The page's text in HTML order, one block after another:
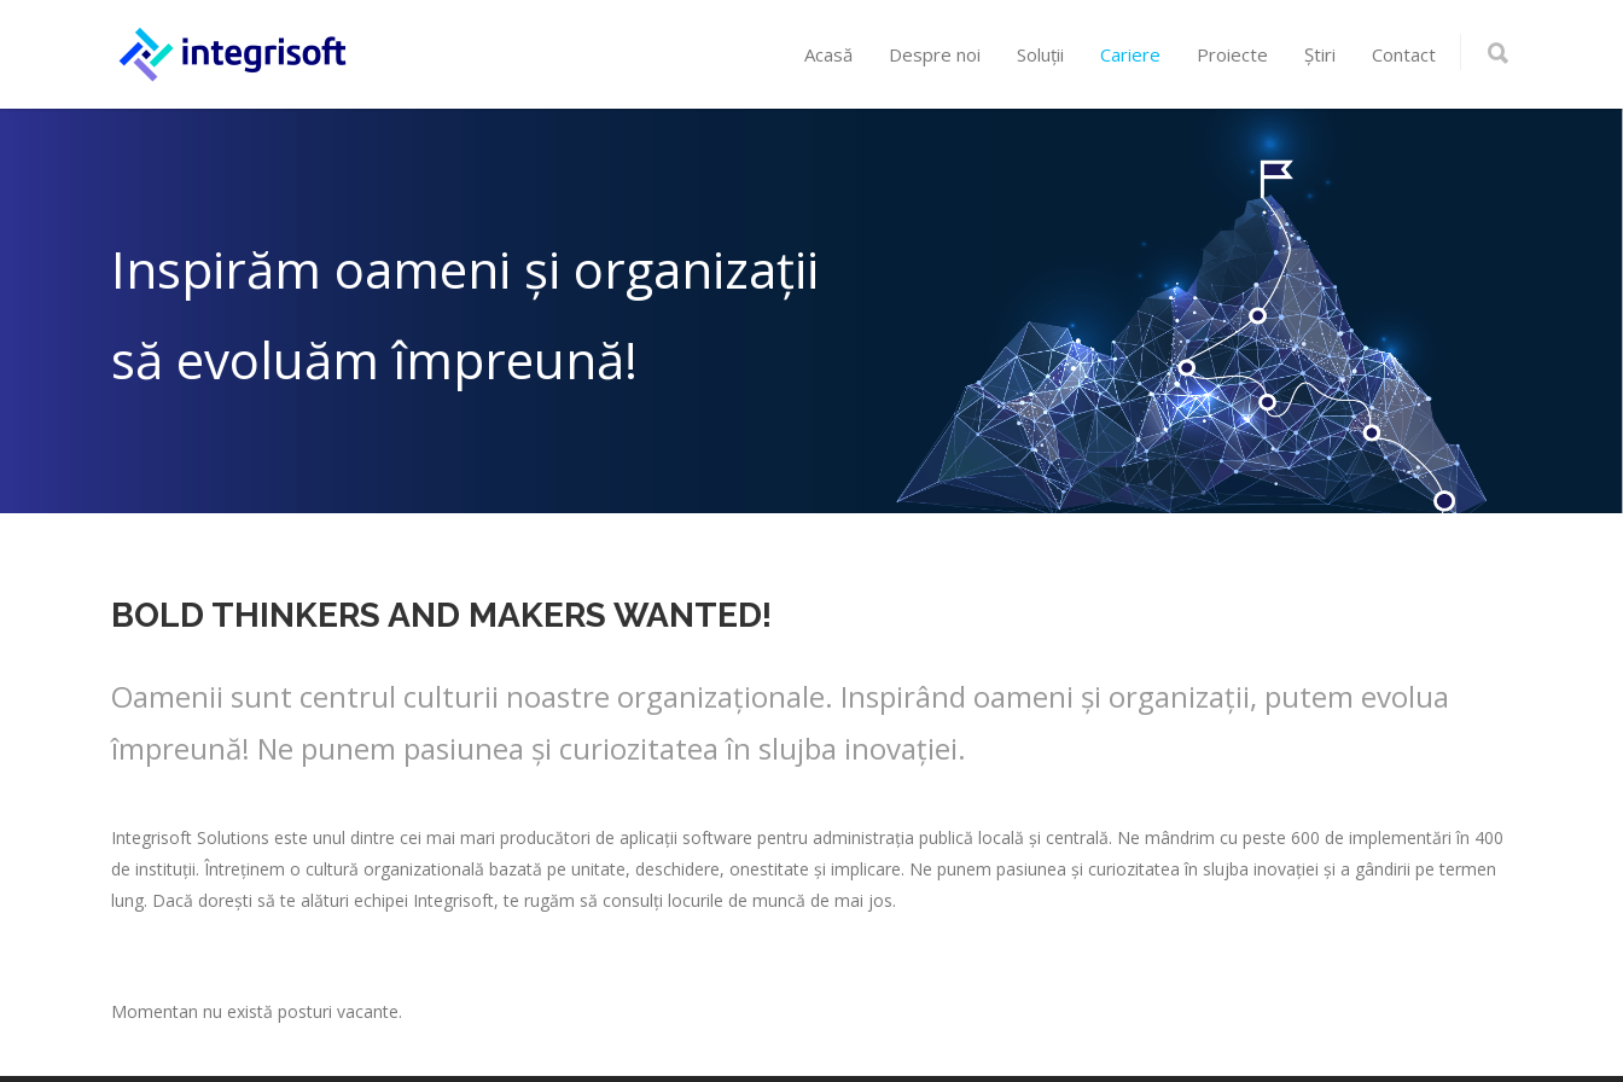
Acasă Despre noi Soluții Cariere Proiecte Știri Contact
Inspirăm oameni și organizații
să evoluăm împreună!
BOLD THINKERS AND MAKERS WANTED!
Oamenii sunt centrul culturii noastre organizaţionale. Inspirând oameni și organizații, putem evolua
împreună! Ne punem pasiunea și curiozitatea în slujba inovației.
Integrisoft Solutions este unul dintre cei mai mari producători de aplicații software pentru administrația publică locală și centrală. Ne mândrim cu peste 600 de implementări în 400
de instituții. Întreținem o cultură organizatională bazată pe unitate, deschidere, onestitate și implicare. Ne punem pasiunea și curiozitatea în slujba inovației și a gândirii pe termen
lung. Dacă dorești să te alături echipei Integrisoft, te rugăm să consulți locurile de muncă de mai jos.
Momentan nu există posturi vacante.